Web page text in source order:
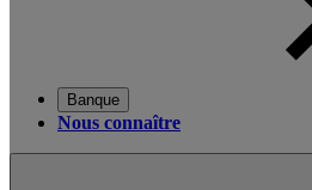
Banque
Nous connaître